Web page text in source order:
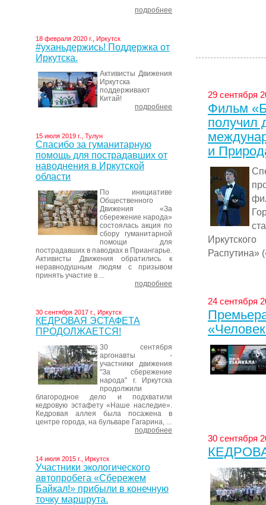
подробнее
18 февраля 2020 г., Иркутск
#уханьдержись! Поддержка от
Иркутска.
Активисты Движения
Иркутска
поддерживают
Китай!
подробнее
15 июля 2019 г., Тулун
Спасибо за гуманитарную
помощь для пострадавших от
наводнения в Иркутской
области
По инициативе
Общественного
Движения «За
сбережение народа»
состоялась акция по
сбору гуманитарной
помощи для
пострадавших в паводках в Приангарье.
Активисты Движения обратились к
неравнодушным людям с призывом
принять участие в ...
подробнее
30 сентября 2017 г., Иркутск
КЕДРОВАЯ ЭСТАФЕТА
ПРОДОЛЖАЕТСЯ!
30 сентября
аргонавты -
участники движения
"За сбережение
народа" г. Иркутска
продолжили
благородное дело и подхватили
кедровую эстафету «Наше наследие».
Кедровая аллея была посажена в
центре города, на бульваре Гагарина, ...
подробнее
14 июля 2015 г., Иркутск
Участники экологического
автопробега «Сбережем
Байкал!» прибыли в конечную
точку маршрута.
29 сентября
Фильм
получил
и
Распутина»
24 сентября
30 сентября